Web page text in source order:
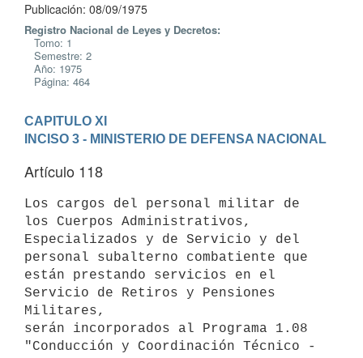
Publicación: 08/09/1975
Registro Nacional de Leyes y Decretos:
Tomo: 1
Semestre: 2
Año: 1975
Página: 464
CAPITULO XI
INCISO 3 - MINISTERIO DE DEFENSA NACIONAL
Artículo 118
Los cargos del personal militar de
los Cuerpos Administrativos,
Especializados y de Servicio y del
personal subalterno combatiente que
están prestando servicios en el
Servicio de Retiros y Pensiones
Militares,
serán incorporados al Programa 1.08
"Conducción y Coordinación Técnico -